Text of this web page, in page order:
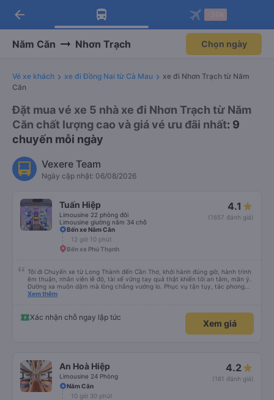
Tải app Vexere ngay!
Nhận ưu đãi thành viên độc
Mở app
Tải app Vexere
-30k/ghế khi đặt vé máy bay qua
Mở app
arrow_back
Năm Căn Nhơn Trạch Chọn ngày
Vé xe khách xe đi Đồng Nai từ Cà Mau
xe đi Nhơn Trạch từ Năm
Căn
Đặt mua vé xe 5 nhà xe đi Nhơn Trạch từ Năm
Căn chất lượng cao và giá vé ưu đãi nhất: 9
chuyến mỗi ngày
Vexere Team
Ngày cập nhật: 06/08/2026
Tuấn Hiệp
Limousine 22 phòng đôi
Limousine giường nằm 34 chỗ
4.1
(1657 đánh giá)
Bến xe Năm Căn
12 giờ 10 phút
Bến xe Phú Thạnh
Tôi đi Chuyến xe từ Long Thành đến Cần Thơ, khởi hành đúng giờ, hành trình
êm thuận, nhân viên lễ độ, tài xế vững tay quả thật khiến tôi an tâm, mãn ý.
Đường xa muôn dặm mà lòng chẳng vướng lo. Phục vụ tận tụy, tác phong
nghiêm cẩn, hiếm thấy giữa thời buổi kim tiền vội vã. Xã hội loạn đạo. Xin gửi
Xem thêm
Xác nhận chỗ ngay lập tức
Xem giá
An Hoà Hiệp
Limousine 24 Phòng
4.2
(161 đánh giá)
Năm Căn
10 giờ 30 phút